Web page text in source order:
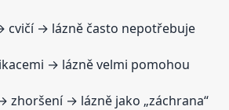
cvičí → lázně často nepotřebuje
→ lázně velmi pomohou
zhoršení → lázně jako „záchrana“